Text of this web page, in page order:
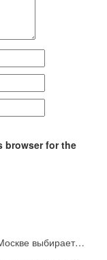
browser for the
выбирает…